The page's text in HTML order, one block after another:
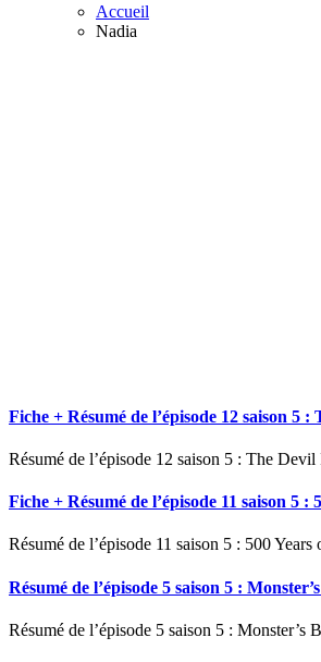
Accueil
Nadia
Fiche + Résumé de l’épisode 12 saison 5
Résumé de l’épisode 12 saison 5 : The
Fiche + Résumé de l’épisode 11 saison 5 :
Résumé de l’épisode 11 saison 5 : 500
Résumé de l’épisode 5 saison 5 :
Résumé de l’épisode 5 saison 5 :